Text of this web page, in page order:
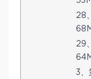
28
29
3、